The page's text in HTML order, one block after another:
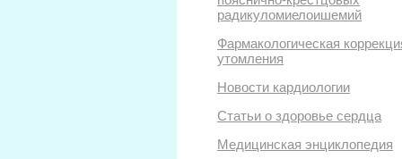
радикуломиелоишемий
Фармакологическая
утомления
Новости кардиологии
Статьи о здоровье сердца
Медицинская энциклопедия